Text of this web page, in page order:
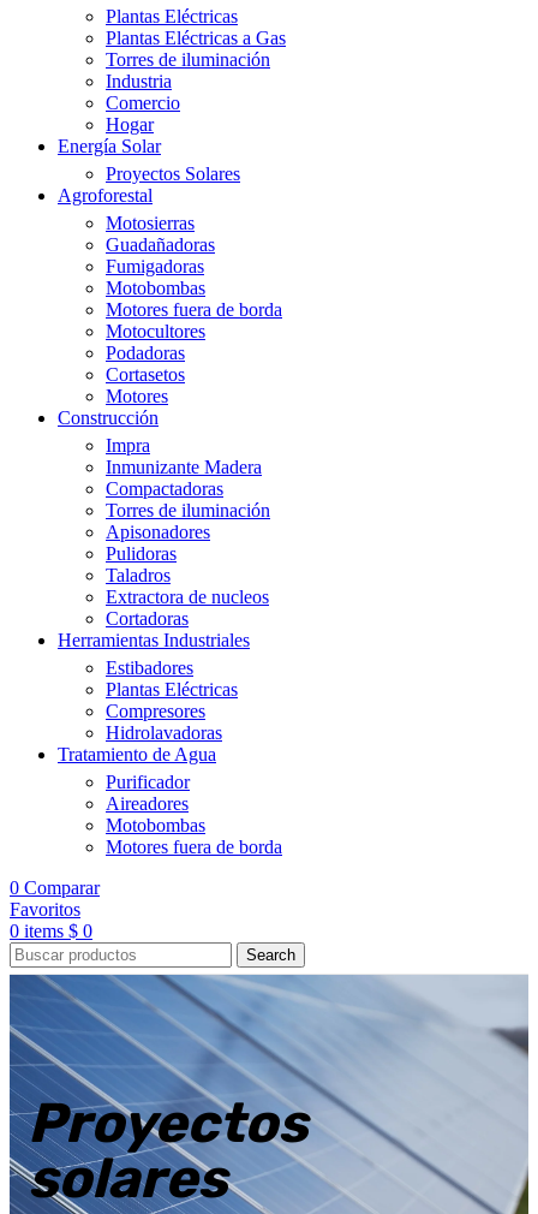
Plantas Eléctricas
Plantas Eléctricas a Gas
Torres de iluminación
Industria
Comercio
Hogar
Energía Solar
Proyectos Solares
Agroforestal
Motosierras
Guadañadoras
Fumigadoras
Motobombas
Motores fuera de borda
Motocultores
Podadoras
Cortasetos
Motores
Construcción
Impra
Inmunizante Madera
Compactadoras
Torres de iluminación
Apisonadores
Pulidoras
Taladros
Extractora de nucleos
Cortadoras
Herramientas Industriales
Estibadores
Plantas Eléctricas
Compresores
Hidrolavadoras
Tratamiento de Agua
Purificador
Aireadores
Motobombas
Motores fuera de borda
0 Comparar
Favoritos
0 items $ 0
Search
Proyectos
solares